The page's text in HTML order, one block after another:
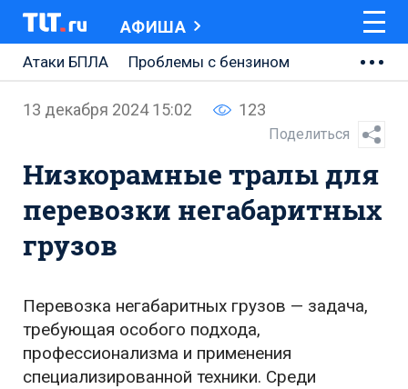
АФИША
Атаки БПЛА
Проблемы с бензином
АВТОВАЗ
Ремонт Обводного шоссе
Набережная Тольятти
Неделя Тольятти
13 декабря 2024 15:02 123
Поделиться
Низкорамные тралы для
перевозки негабаритных
грузов
Перевозка негабаритных грузов — задача,
требующая особого подхода,
профессионализма и применения
специализированной техники. Среди